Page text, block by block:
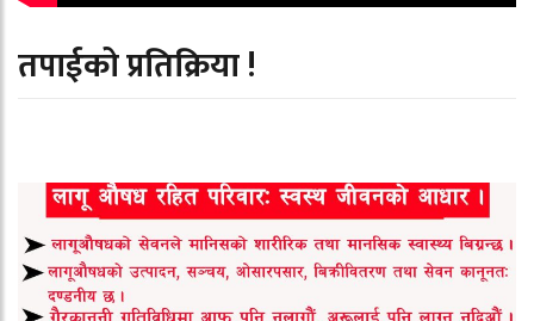
तपाईको प्रतिक्रिया !